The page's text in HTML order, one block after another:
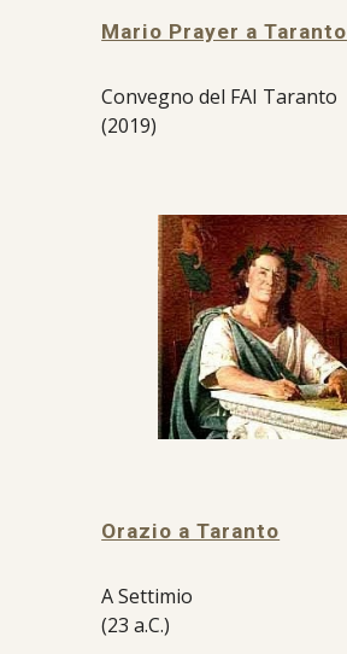
Mario Prayer a Taranto
Convegno del FAI Taranto
(2019)
Orazio a Taranto
A Settimio
(23 a.C.)